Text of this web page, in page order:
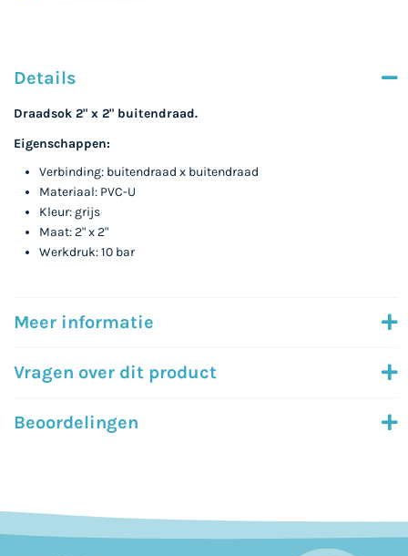
Details
Draadsok 2" x 2" buitendraad.
Eigenschappen:
Verbinding: buitendraad x buitendraad
Materiaal: PVC-U
Kleur: grijs
Maat:2" x 2"
Werkdruk:10 bar
Meer informatie
Vragen over dit product
Beoordelingen